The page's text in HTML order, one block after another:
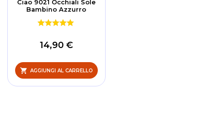
Ciao 9021 Occhiali Sole
Bambino Azzurro
14,90 €
AGGIUNGI AL CARRELLO